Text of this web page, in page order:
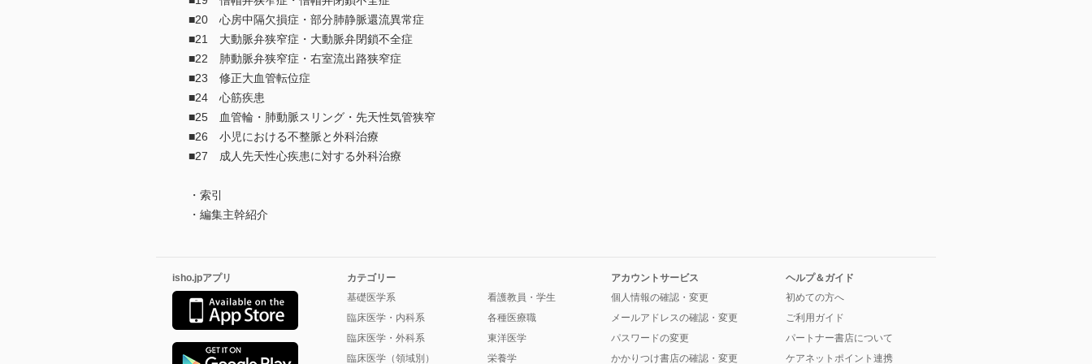
■20 心房中隔欠損症・部分肺静脈還流異常症
■21 大動脈弁狭窄症・大動脈弁閉鎖不全症
■22 肺動脈弁狭窄症・右室流出路狭窄症
■23 修正大血管転位症
■24 心筋疾患
■25 血管輪・肺動脈スリング・先天性気管狭窄
■26 小児における不整脈と外科治療
■27 成人先天性心疾患に対する外科治療
・索引
・編集主幹紹介
isho.jpアプリ
カテゴリー
基礎医学系
臨床医学・内科系
臨床医学・外科系
臨床医学（領域別）
看護教員・学生
各種医療職
東洋医学
栄養学
アカウントサービス
個人情報の確認・変更
メールアドレスの確認・変更
パスワードの変更
かかりつけ書店の確認・変更
ヘルプ＆ガイド
初めての方へ
ご利用ガイド
パートナー書店について
ケアネットポイント連携